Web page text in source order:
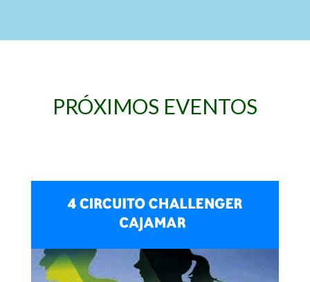
PRÓXIMOS EVENTOS